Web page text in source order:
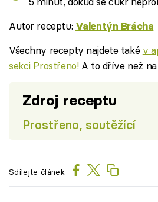
Autor receptu: Valentýn Brácha
Všechny recepty najdete také v
sekci Prostřeno!A to dříve než
Zdroj receptu
Prostřeno, soutěžící
Sdílejte článek